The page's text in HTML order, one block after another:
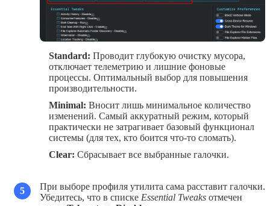
Standard: Проводит глубокую очистку мусора,
отключает телеметрию и лишние фоновые
процессы. Оптимальный выбор для повышения
производительности.
Minimal: Вносит лишь минимальное количество
изменений. Самый аккуратный режим, который
практически не затрагивает базовый функционал
системы (для тех, кто боится что-то сломать).
Clear: Сбрасывает все выбранные галочки.
5
При выборе профиля утилита сама расставит галочки.
Убедитесь, что в списке Essential Tweaks отмечен